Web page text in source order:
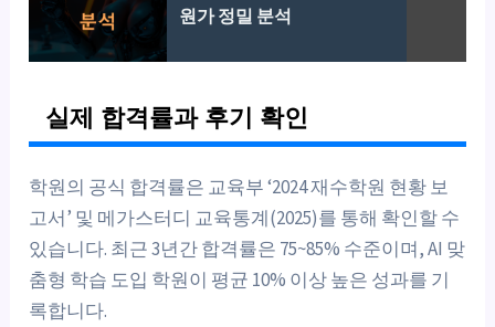
원가 정밀 분석
실제 합격률과 후기 확인
학원의 공식 합격률은 교육부 ‘2024 재수학원 현황 보
고서’ 및 메가스터디 교육통계(2025)를 통해 확인할 수
있습니다. 최근 3년간 합격률은 75~85% 수준이며, AI 맞
춤형 학습 도입 학원이 평균 10% 이상 높은 성과를 기
록합니다.